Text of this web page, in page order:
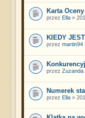
Karta
przez Ella»
KIEDY
przez martin94
przez Zuzanda
Numerek
przez Ella»